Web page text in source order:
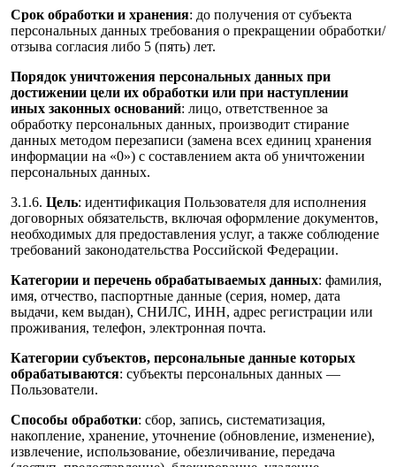
Срок обработки и хранения: до получения от субъекта
персональных данных требования о прекращении обработки/
отзыва согласия либо 5 (пять) лет.
Порядок уничтожения персональных данных при
достижении цели их обработки или при наступлении
иных законных оснований: лицо, ответственное за
обработку персональных данных, производит стирание
данных методом перезаписи (замена всех единиц хранения
информации на «0») с составлением акта об уничтожении
персональных данных.
3.1.6. Цель: идентификация Пользователя для исполнения
договорных обязательств, включая оформление документов,
необходимых для предоставления услуг, а также соблюдение
требований законодательства Российской Федерации.
Категории и перечень обрабатываемых данных: фамилия,
имя, отчество, паспортные данные (серия, номер, дата
выдачи, кем выдан), СНИЛС, ИНН, адрес регистрации или
проживания, телефон, электронная почта.
Категории субъектов, персональные данные которых
обрабатываются: субъекты персональных данных —
Пользователи.
Способы обработки: сбор, запись, систематизация,
накопление, хранение, уточнение (обновление, изменение),
извлечение, использование, обезличивание, передача